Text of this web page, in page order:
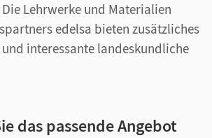
Lehrwerke und Materialien
edelsa bieten zusätzliches
interessante landeskundliche
das passende Angebot